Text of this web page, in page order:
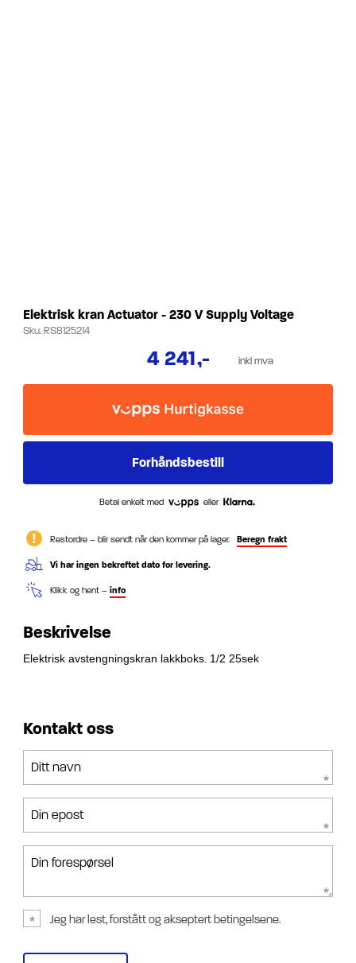
Elektrisk kran Actuator - 230 V Supply Voltage
Sku.RS8125214
4 241,- inkl mva
Betal enkelt med eller
Restordre – blir sendt når den kommer på lager. Beregn frakt
Vi har ingen bekreftet dato for levering.
Klikk og hent – info
Beskrivelse
Elektrisk avstengningskran lakkboks. 1/2 25sek
Kontakt oss
Ditt navn
Din epost
Din forespørsel
Jeg har lest, forstått og akseptert betingelsene.